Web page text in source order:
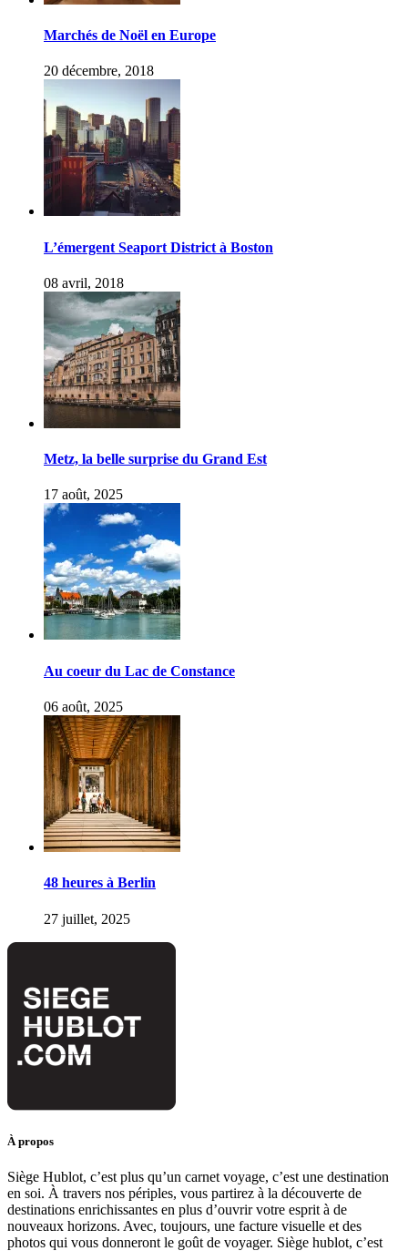
Marchés de Noël en Europe
20 décembre, 2018
L’émergent Seaport District à Boston
08 avril, 2018
Metz, la belle surprise du Grand Est
17 août, 2025
Au coeur du Lac de Constance
06 août, 2025
48 heures à Berlin
27 juillet, 2025
À propos
Siège Hublot, c’est plus qu’un carnet voyage, c’est une destination
en soi. À travers nos périples, vous partirez à la découverte de
destinations enrichissantes en plus d’ouvrir votre esprit à de
nouveaux horizons. Avec, toujours, une facture visuelle et des
photos qui vous donneront le goût de voyager. Siège hublot, c’est